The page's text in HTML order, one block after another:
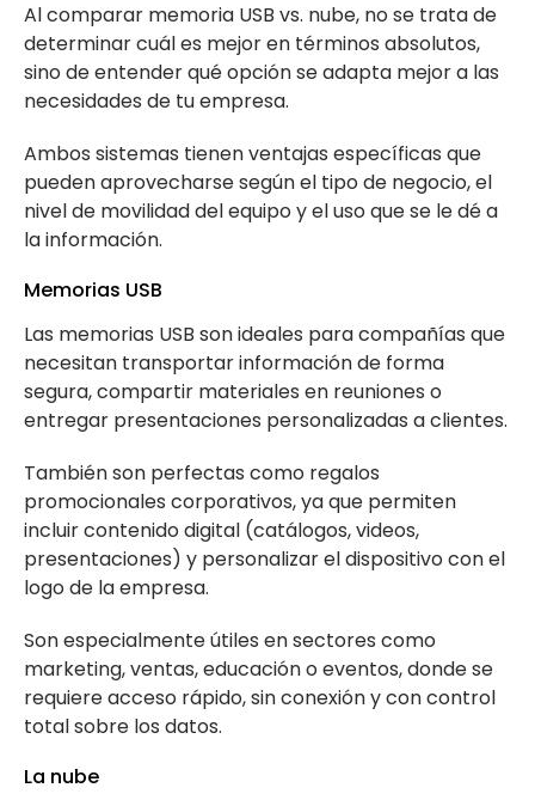
Al comparar memoria USB vs. nube, no se trata de
determinar cuál es mejor en términos absolutos,
sino de entender qué opción se adapta mejor a las
necesidades de tu empresa.
Ambos sistemas tienen ventajas específicas que
pueden aprovecharse según el tipo de negocio, el
nivel de movilidad del equipo y el uso que se le dé a
la información.
Memorias USB
Las memorias USB son ideales para compañías que
necesitan transportar información de forma
segura, compartir materiales en reuniones o
entregar presentaciones personalizadas a clientes.
También son perfectas como regalos
promocionales corporativos, ya que permiten
incluir contenido digital (catálogos, videos,
presentaciones) y personalizar el dispositivo con el
logo de la empresa.
Son especialmente útiles en sectores como
marketing, ventas, educación o eventos, donde se
requiere acceso rápido, sin conexión y con control
total sobre los datos.
La nube